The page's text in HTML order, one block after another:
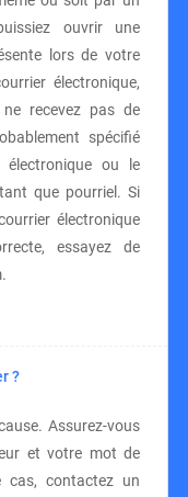
ouvrir une
lors de votre
électronique,
recevez pas de
spécifié
électronique ou le
que pourriel. Si
électronique
essayez de
?
Assurez-vous
et votre mot de
cas, contactez un